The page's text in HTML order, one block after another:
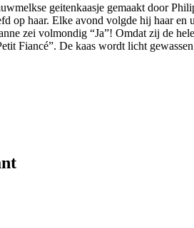
geitenkaasje gemaakt door
op haar. Elke avond volgde hij haar
zei volmondig “Ja”! Omdat zij de
Fiancé”. De kaas wordt licht